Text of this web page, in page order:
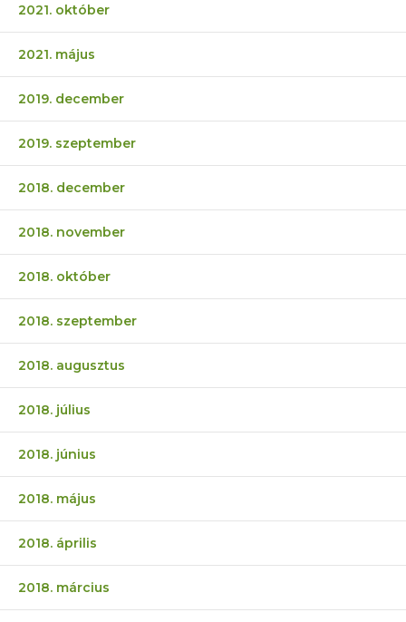
2021. október
2021. május
2019. december
2019. szeptember
2018. december
2018. november
2018. október
2018. szeptember
2018. augusztus
2018. július
2018. június
2018. május
2018. április
2018. március